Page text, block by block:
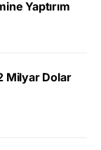
Yaptırım
Milyar Dolar